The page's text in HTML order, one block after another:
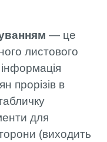
— це
листового
прорізів в
для
(виходить